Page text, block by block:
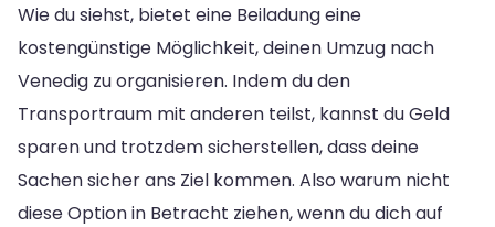
Wie du siehst, bietet eine Beiladung eine
kostengünstige Möglichkeit, deinen Umzug nach
Venedig zu organisieren. Indem du den
Transportraum mit anderen teilst, kannst du Geld
sparen und trotzdem sicherstellen, dass deine
Sachen sicher ans Ziel kommen. Also warum nicht
diese Option in Betracht ziehen, wenn du dich auf